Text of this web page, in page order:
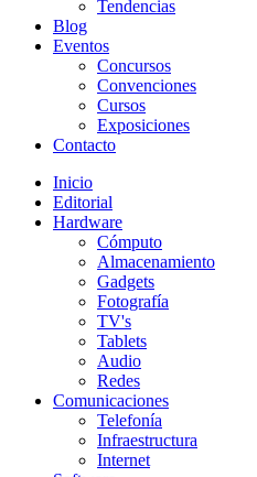
Tendencias
Blog
Eventos
Concursos
Convenciones
Cursos
Exposiciones
Contacto
Inicio
Editorial
Hardware
Cómputo
Almacenamiento
Gadgets
Fotografía
TV's
Tablets
Audio
Redes
Comunicaciones
Telefonía
Infraestructura
Internet